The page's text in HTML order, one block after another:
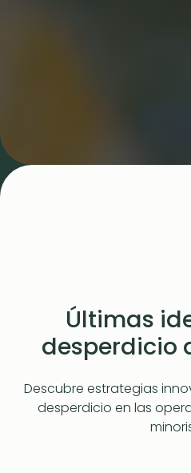
Últimas
desperdicio
Descubre estrategias
desperdicio en las